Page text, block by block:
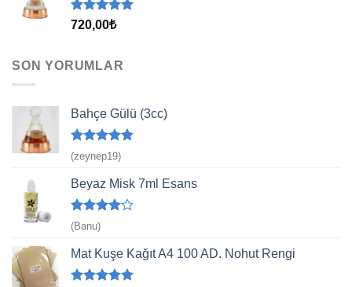
5 üzerinden
oy
720,00₺
SON YORUMLAR
Bahçe Gülü (3cc)
5 üzerinden
5
oy aldı
(zeynep19)
Beyaz Misk 7ml Esans
5
üzerinden
4 oy aldı
(Banu)
Mat Kuşe Kağıt A4 100 AD. Nohut Rengi